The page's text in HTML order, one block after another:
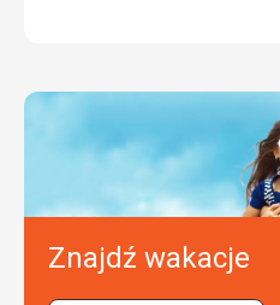
Znajdź wakacje